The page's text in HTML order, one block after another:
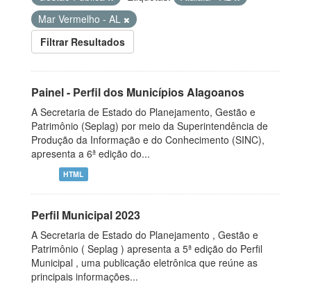
Mar Vermelho - AL
Filtrar Resultados
Painel - Perfil dos Municípios Alagoanos
A Secretaria de Estado do Planejamento, Gestão e
Patrimônio (Seplag) por meio da Superintendência de
Produção da Informação e do Conhecimento (SINC),
apresenta a 6ª edição do...
HTML
Perfil Municipal 2023
A Secretaria de Estado do Planejamento , Gestão e
Patrimônio ( Seplag ) apresenta a 5ª edição do Perfil
Municipal , uma publicação eletrônica que reúne as
principais informações...